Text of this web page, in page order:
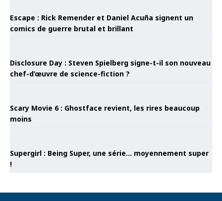
Escape : Rick Remender et Daniel Acuña signent un
comics de guerre brutal et brillant
Disclosure Day : Steven Spielberg signe-t-il son nouveau
chef-d’œuvre de science-fiction ?
Scary Movie 6 : Ghostface revient, les rires beaucoup
moins
Supergirl : Being Super, une série… moyennement super
!